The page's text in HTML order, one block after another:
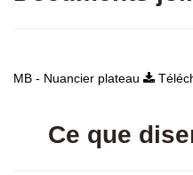
MB - Nuancier plateau
Ce que